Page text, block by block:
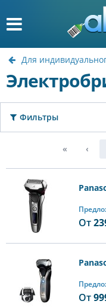
Для
Фильтры
« ‹
От
От